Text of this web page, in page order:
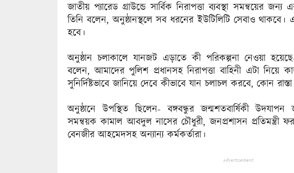
জাতীয় প্যারেড গ্রাউন্ডে সার্বিক নিরাপত্তা ব্যবস্থা সমন্বয়ের
তিনি বলেন, অনুষ্ঠানস্থলে সব ধরনের ইউটিলিটি সেবাও থাকবে।
হবে।
অনুষ্ঠান চলাকালে যানজট এড়াতে কী পরিকল্পনা নেওয়া হয়েছে-
বলেন, আমাদের পুলিশ প্রধানসহ নিরাপত্তা বাহিনী এটা নিয়ে
সুনির্দিষ্টভাবে জানিয়ে দেবে কীভাবে যান চলাচল করবে, কোন
অনুষ্ঠানে উপস্থিত ছিলেন- বঙ্গবন্ধুর জন্মশতবার্ষিকী উদযাপন
সমন্বয়ক কামাল আবদুল নাসের চৌধুরী, জনপ্রশাসন প্রতিমন্ত্রী
বেনজীর আহমেদসহ অন্যান্য কর্মকর্তারা।
Advertisement